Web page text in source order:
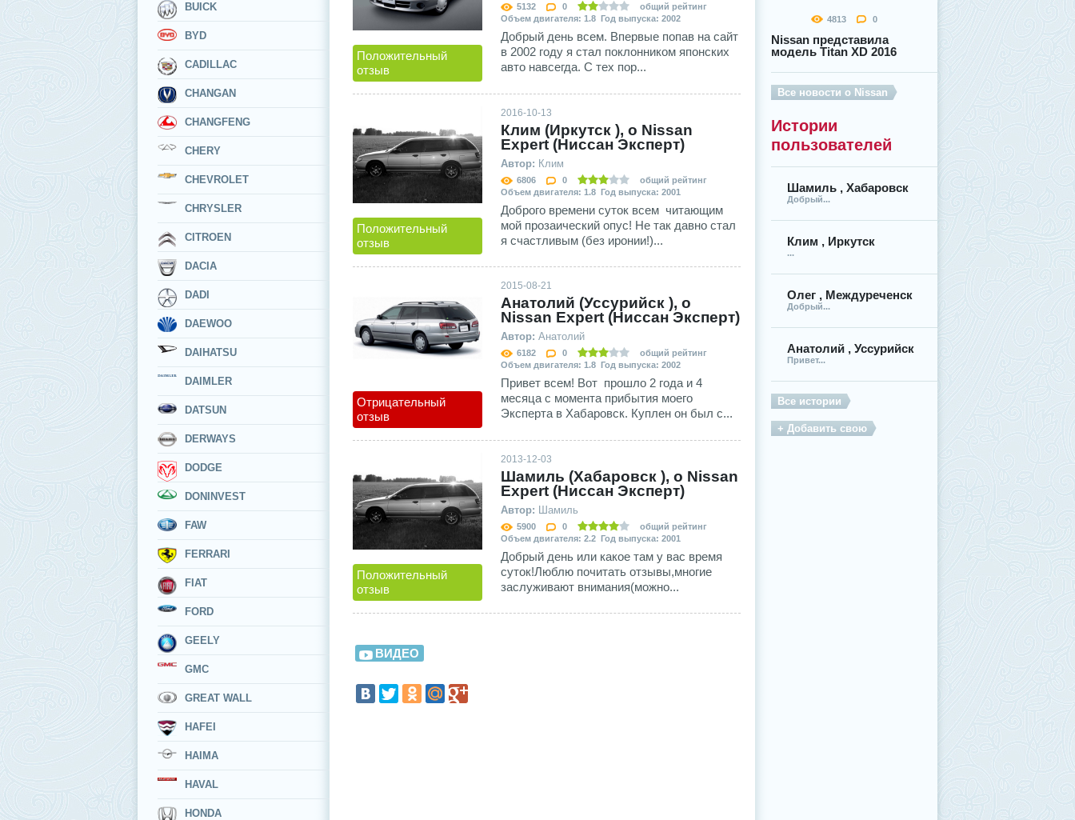
BUICK
BYD
CADILLAC
CHANGAN
CHANGFENG
CHERY
CHEVROLET
CHRYSLER
CITROEN
DACIA
DADI
DAEWOO
DAIHATSU
DAIMLER
DATSUN
DERWAYS
DODGE
DONINVEST
FAW
FERRARI
FIAT
FORD
GEELY
GMC
GREAT WALL
HAFEI
HAIMA
HAVAL
HONDA
Положительный
отзыв
5132 0
общий рейтинг
Объем двигателя: 1.8 Год выпуска: 2002
Добрый день всем. Впервые попав на сайт
в 2002 году я стал поклонником японских
авто навсегда. С тех пор...
Положительный
отзыв
2016-10-13
Клим (Иркутск ), о Nissan
Expert (Ниссан Эксперт)
Автор: Клим
6806 0
общий рейтинг
Объем двигателя: 1.8 Год выпуска: 2001
Доброго времени суток всем читающим
мой прозаический опус! Не так давно стал
я счастливым (без иронии!)...
Отрицательный
отзыв
2015-08-21
Анатолий (Уссурийск ), о
Nissan Expert (Ниссан Эксперт)
Автор: Анатолий
6182 0
общий рейтинг
Объем двигателя: 1.8 Год выпуска: 2002
Привет всем! Вот прошло 2 года и 4
месяца с момента прибытия моего
Эксперта в Хабаровск. Куплен он был с...
Положительный
отзыв
2013-12-03
Шамиль (Хабаровск ), о Nissan
Expert (Ниссан Эксперт)
Автор: Шамиль
5900 0
общий рейтинг
Объем двигателя: 2.2 Год выпуска: 2001
Добрый день или какое там у вас время
суток!Люблю почитать отзывы,многие
заслуживают внимания(можно...
ВИДЕО
4813 0
Nissan представила
модель Titan XD 2016
Все новости о Nissan
Истории
пользователей
Шамиль , Хабаровск
Добрый...
Клим , Иркутск
...
Олег , Междуреченск
Добрый...
Анатолий , Уссурийск
Привет...
Все истории
+ Добавить свою